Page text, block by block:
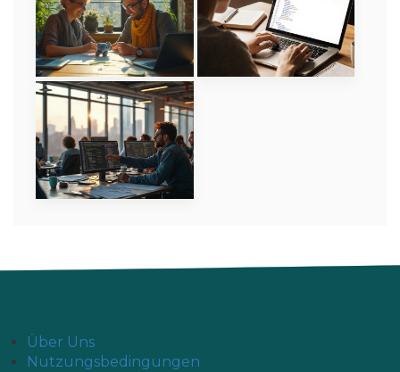
Über Uns
Nutzungsbedingungen